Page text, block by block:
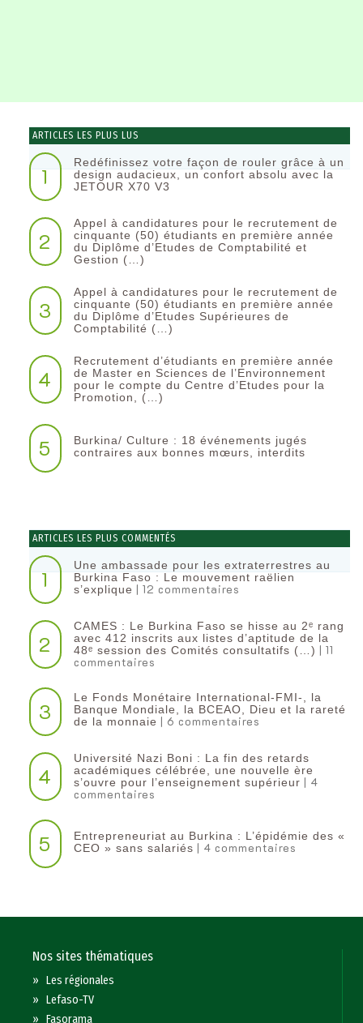
ARTICLES LES PLUS LUS
1
Redéfinissez votre façon de rouler grâce à un
design audacieux, un confort absolu avec la
JETOUR X70 V3
2
Appel à candidatures pour le recrutement de
cinquante (50) étudiants en première année
du Diplôme d’Etudes de Comptabilité et
Gestion (…)
3
Appel à candidatures pour le recrutement de
cinquante (50) étudiants en première année
du Diplôme d’Etudes Supérieures de
Comptabilité (…)
4
Recrutement d’étudiants en première année
de Master en Sciences de l’Environnement
pour le compte du Centre d’Etudes pour la
Promotion, (…)
5
Burkina/ Culture : 18 événements jugés
contraires aux bonnes mœurs, interdits
ARTICLES LES PLUS COMMENTÉS
1
Une ambassade pour les extraterrestres au
Burkina Faso : Le mouvement raëlien
s’explique | 12 commentaires
2
CAMES : Le Burkina Faso se hisse au 2ᵉ rang
avec 412 inscrits aux listes d’aptitude de la
48ᵉ session des Comités consultatifs (…) | 11
commentaires
3
Le Fonds Monétaire International-FMI-, la
Banque Mondiale, la BCEAO, Dieu et la rareté
de la monnaie | 6 commentaires
4
Université Nazi Boni : La fin des retards
académiques célébrée, une nouvelle ère
s’ouvre pour l’enseignement supérieur | 4
commentaires
5
Entrepreneuriat au Burkina : L’épidémie des «
CEO » sans salariés | 4 commentaires
Nos sites thématiques
»Les régionales
»Lefaso-TV
»Fasorama